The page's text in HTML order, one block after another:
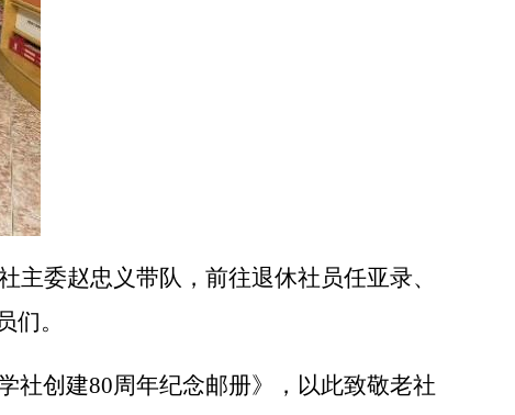
主委赵忠义带队， 前往退休社员任亚录、
。
社创建80周年纪念邮册》
，以此致敬老社